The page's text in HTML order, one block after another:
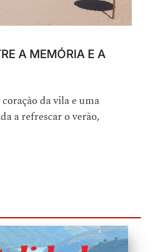
A MEMÓRIA E A
da vila e uma
a refrescar o verão,